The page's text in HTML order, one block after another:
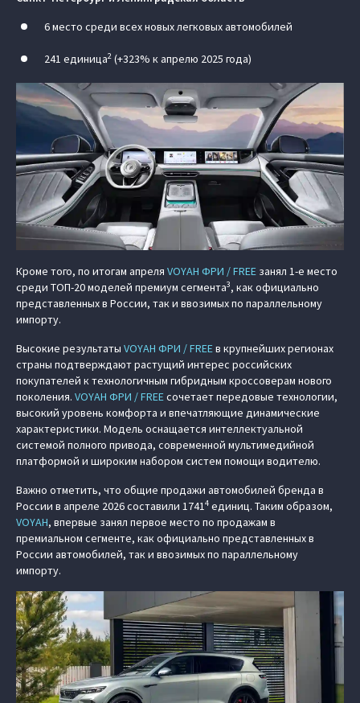
6 место среди всех новых легковых автомобилей
241 единица2 (+323% к апрелю 2025 года)
Кроме того, по итогам апреля VOYAH ФРИ / FREE занял 1-е место
среди ТОП-20 моделей премиум сегмента3, как официально
представленных в России, так и ввозимых по параллельному
импорту.
Высокие результаты VOYAH ФРИ / FREEв крупнейших регионах
страны подтверждают растущий интерес российских
покупателей к технологичным гибридным кроссоверам нового
поколения. VOYAH ФРИ / FREEсочетает передовые технологии,
высокий уровень комфорта и впечатляющие динамические
характеристики. Модель оснащается интеллектуальной
системой полного привода, современной мультимедийной
платформой и широким набором систем помощи водителю.
Важно отметить, что общие продажи автомобилей бренда в
России в апреле 2026 составили 17414 единиц. Таким образом,
VOYAH, впервые занял первое место по продажам в
премиальном сегменте, как официально представленных в
России автомобилей, так и ввозимых по параллельному
импорту.